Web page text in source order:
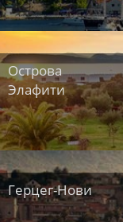
Острова
Элафити
Герцег-Нови